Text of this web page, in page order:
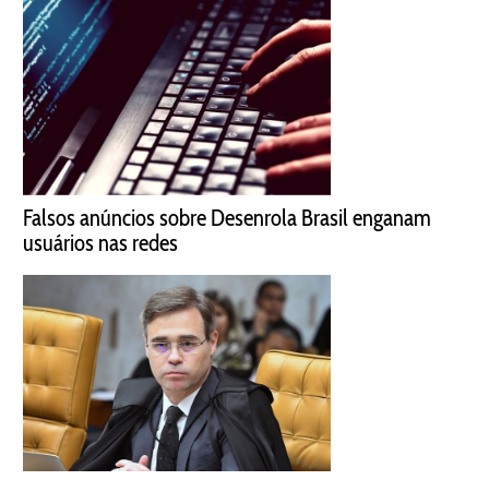
Falsos anúncios sobre Desenrola Brasil enganam
usuários nas redes